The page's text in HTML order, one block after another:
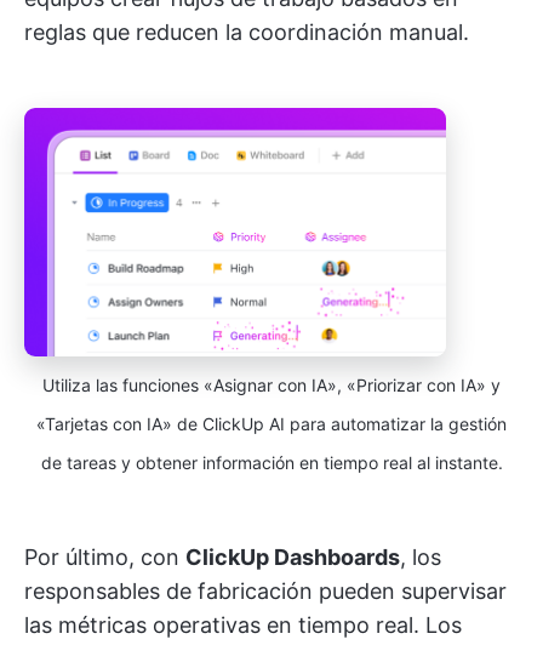
reglas que reducen la coordinación manual.
Utiliza las funciones «Asignar con IA», «Priorizar con IA» y
«Tarjetas con IA» de ClickUp AI para automatizar la gestión
de tareas y obtener información en tiempo real al instante.
Por último, con ClickUp Dashboards, los
responsables de fabricación pueden supervisar
las métricas operativas en tiempo real. Los